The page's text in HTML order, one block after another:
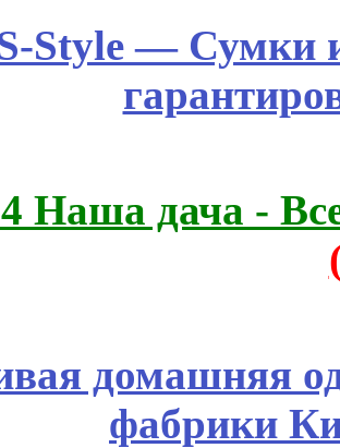
Style — Сумки
Наша дача -
домашняя
фабрики